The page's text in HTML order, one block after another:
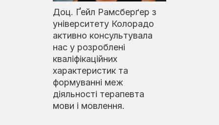
Доц. Ґейл Рамсберґер з
університету Колорадо
активно консультувала
нас у розроблені
кваліфікаційних
характеристик та
формуванні меж
діяльності терапевта
мови і мовлення.